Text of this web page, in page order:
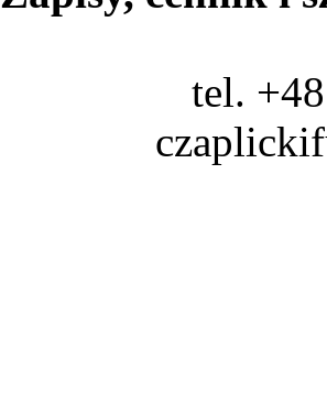
tel.